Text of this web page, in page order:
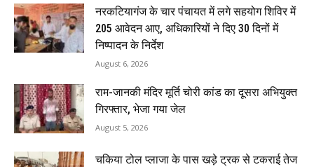
नरकटियागंज के चार पंचायत में लगे सहयोग शिविर में
205 आवेदन आए, अधिकारियों ने दिए 30 दिनों में
निष्पादन के निर्देश
August 6, 2026
राम-जानकी मंदिर मूर्ति चोरी कांड का दूसरा अभियुक्त
गिरफ्तार, भेजा गया जेल
August 5, 2026
चकिया टोल प्लाजा के पास खड़े ट्रक से टकराई तेज